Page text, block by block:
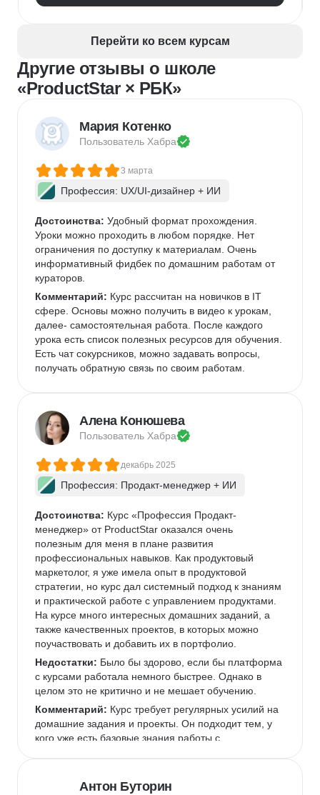
Перейти ко всем курсам
Другие отзывы о школе
«ProductStar × РБК»
Мария Котенко
Пользователь Хабра
3 марта
Профессия: UX/UI-дизайнер + ИИ
Достоинства: Удобный формат прохождения.
Уроки можно проходить в любом порядке. Нет
ограничения по доступку к материалам. Очень
информативный фидбек по домашним работам от
кураторов.
Комментарий: Курс рассчитан на новичков в IT
сфере. Основы можно получить в видео к урокам,
далее- самостоятельная работа. После каждого
урока есть список полезных ресурсов для обучения.
Есть чат сокурсников, можно задавать вопросы,
получать обратную связь по своим работам.
Алена Конюшева
Пользователь Хабра
декабрь 2025
Профессия: Продакт-менеджер + ИИ
Достоинства: Курс «Профессия Продакт-
менеджер» от ProductStar оказался очень
полезным для меня в плане развития
профессиональных навыков. Как продуктовый
маркетолог, я уже имела опыт в продуктовой
стратегии, но курс дал системный подход к знаниям
и практической работе с управлением продуктами.
На курсе много интересных домашних заданий, а
также качественных проектов, в которых можно
поучаствовать и добавить их в портфолио.
Недостатки: Было бы здорово, если бы платформа
с курсами работала немного быстрее. Однако в
целом это не критично и не мешает обучению.
Комментарий: Курс требует регулярных усилий на
домашние задания и проекты. Он подходит тем, у
кого уже есть базовые знания работы с
Антон Буторин